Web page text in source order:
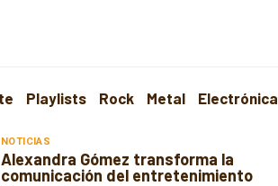
Playlists Rock Metal Electrónica
NOTICIAS
Alexandra Gómez transforma la
comunicación del entretenimiento